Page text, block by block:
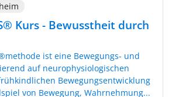
Kurs - Bewusstheit durch
ist eine Bewegungs- und
auf neurophysiologischen
Bewegungsentwicklung
von Bewegung, Wahrnehmung...